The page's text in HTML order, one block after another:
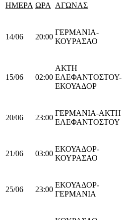
ΗΜΕΡΑ ΩΡΑ ΑΓΩΝΑΣ
14/06 20:00
ΓΕΡΜΑΝΙΑ-
ΚΟΥΡΑΣΑΟ
15/06 02:00
ΑΚΤΗ
ΕΛΕΦΑΝΤΟΣΤΟΥ-
ΕΚΟΥΑΔΟΡ
20/06 23:00
ΓΕΡΜΑΝΙΑ-ΑΚΤΗ
ΕΛΕΦΑΝΤΟΣΤΟΥ
21/06 03:00
ΕΚΟΥΑΔΟΡ-
ΚΟΥΡΑΣΑΟ
25/06 23:00
ΕΚΟΥΑΔΟΡ-
ΓΕΡΜΑΝΙΑ